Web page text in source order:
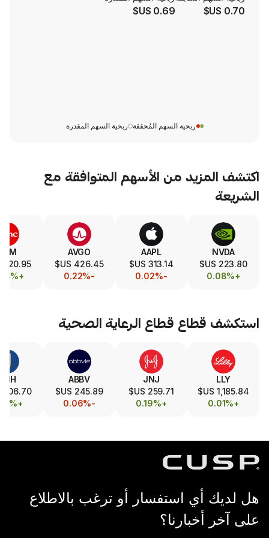
0.69 US$
ربحية السهم المُحققة ربحية السهم المقدرة
من الأسهم المتوافقة مع
AAPL
313.14 US$
-0.02%
AVGO
426.45 US$
-0.22%
TSM
420.95 US$
+0.08%
329.00 US$
+0.34%
قطاع الرعاية الصحية
JNJ
259.71 US$
+0.19%
ABBV
245.89 US$
-0.06%
UNH
406.70 US$
+0.14%
128.34 US$
-0.23%
استفسار أو ترغب بالاطلاع